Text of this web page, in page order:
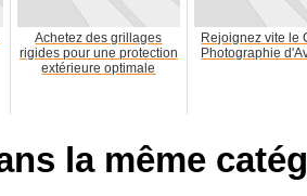
Achetez des grillages
rigides pour une protection
extérieure optimale
Rejoignez vite le
Photographie
la même